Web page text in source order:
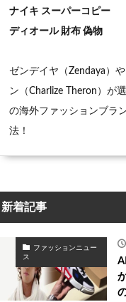
ナイキ スーパーコピー
ディオール 財布 偽物
ゼンデイヤ（Zendaya）
ン（Charlize Theron）が
の海外ファッションブラ
法！
新着記事
ファッションニュー
ス